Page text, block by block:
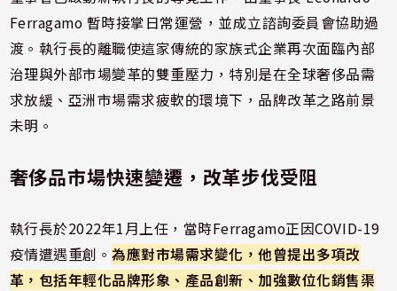
Ferragamo 暫時接掌日常運營，並成立諮詢委員會協助過
渡。執行長的離職使這家傳統的家族式企業再次面臨內部
治理與外部市場變革的雙重壓力，特別是在全球奢侈品需
求放緩、亞洲市場需求疲軟的環境下，品牌改革之路前景
未明。
奢侈品市場快速變遷，改革步伐受阻
執行長於2022年1月上任，當時Ferragamo正因COVID-19
疫情遭遇重創。為應對市場需求變化，他曾提出多項改
革，包括年輕化品牌形象、產品創新、加強數位化銷售渠